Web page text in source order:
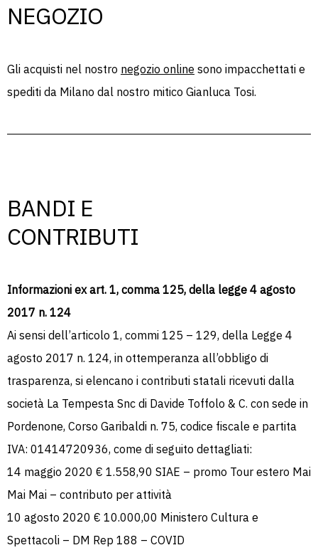
NEGOZIO
Gli acquisti nel nostro negozio online sono impacchettati e
spediti da Milano dal nostro mitico Gianluca Tosi.
BANDI E
CONTRIBUTI
Informazioni ex art. 1, comma 125, della legge 4 agosto
2017 n. 124
Ai sensi dell’articolo 1, commi 125 – 129, della Legge 4
agosto 2017 n. 124, in ottemperanza all’obbligo di
trasparenza, si elencano i contributi statali ricevuti dalla
società La Tempesta Snc di Davide Toffolo & C. con sede in
Pordenone, Corso Garibaldi n. 75, codice fiscale e partita
IVA: 01414720936, come di seguito dettagliati:
14 maggio 2020 € 1.558,90 SIAE – promo Tour estero Mai
Mai Mai – contributo per attività
10 agosto 2020 € 10.000,00 Ministero Cultura e
Spettacoli – DM Rep 188 – COVID